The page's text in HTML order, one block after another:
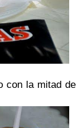
con la mitad de